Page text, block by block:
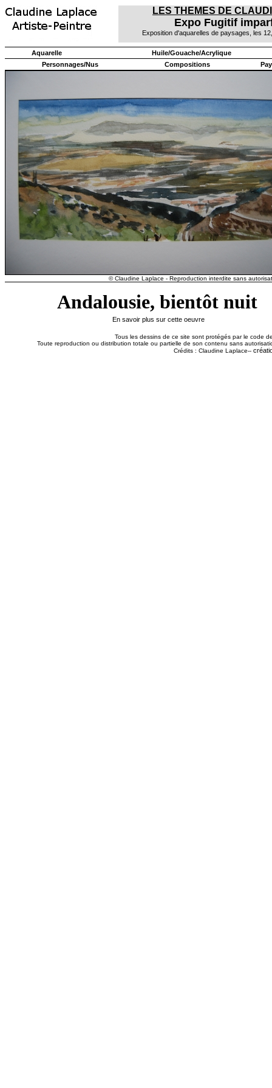
LES THEMES DE
Expo Fugitif
Exposition d'aquarelles de paysages, les
Aquarelle
Huile/Gouache/Acrylique
Personnages/Nus
Compositions
© Claudine Laplace - Reproduction interdite sans
Andalousie, bientôt nuit
En savoir plus sur cette oeuvre
Tous les dessins de ce site sont protégés par le code
Toute reproduction ou distribution totale ou partielle de son contenu sans
Crédits : Claudine Laplace--